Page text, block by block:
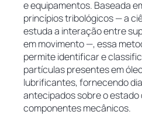
e equipamentos. Baseada
princípios tribológicos — a
estuda a interação entre
em movimento —, essa
permite identificar e
partículas presentes em
lubrificantes, fornecendo
antecipados sobre o estado
componentes mecânicos.